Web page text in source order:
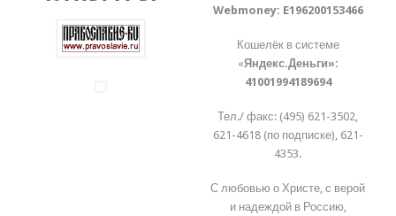
Webmoney: E196200153466
Кошелёк в системе
«Яндекс.Деньги»:
41001994189694
Тел./ факс: (495) 621-3502,
621-4618 (по подписке), 621-
4353.
С любовью о Христе, с верой
и надеждой в Россию,